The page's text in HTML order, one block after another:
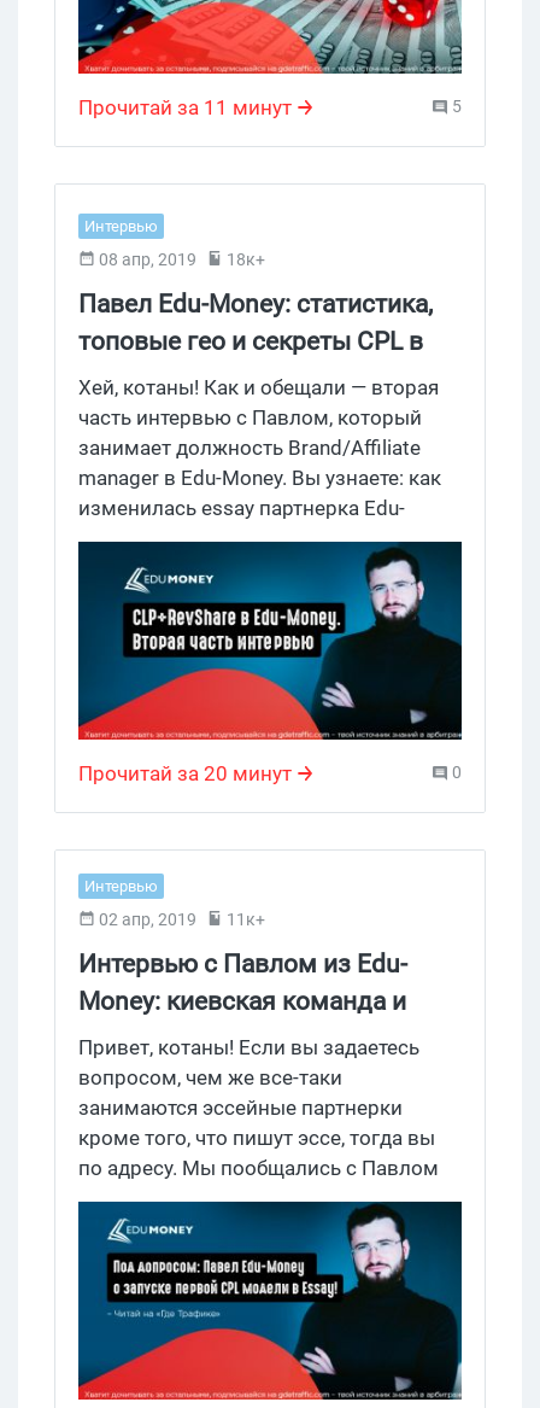
Прочитай за 11 минут 5
Интервью
08 апр, 2019 18к+
Павел Edu-Money: статистика,
топовые гео и секреты CPL в
работе с essay. Часть 2
интервью
Хей, котаны! Как и обещали — вторая
часть интервью с Павлом, который
занимает должность Brand/Affiliate
manager в Edu-Money. Вы узнаете: как
изменилась essay партнерка Edu-
Money за год, чем ребята привлекают
новых вебов, какие страны лучше
подходят для essay, в какое время года
лучше лить на студентов и почему
арбитражникам стоит лить на essay. Об
этом и многом другом сегодня и
поговорим. Погнали!
Прочитай за 20 минут 0
Интервью
02 апр, 2019 11к+
Интервью с Павлом из Edu-
Money: киевская команда и
почему выгодно лить на essay.
Часть 1
Привет, котаны! Если вы задаетесь
вопросом, чем же все-таки
занимаются эссейные партнерки
кроме того, что пишут эссе, тогда вы
по адресу. Мы пообщались с Павлом
из Edu-Money, и выяснили: сколько
можно заработать на студентах, как
формат CPL повлияет на весь рынок
essay и как небольшая команда
разрабов, аналитиков и менеджеров
способна продвинуть Essay на годы
вперед! Поехали.